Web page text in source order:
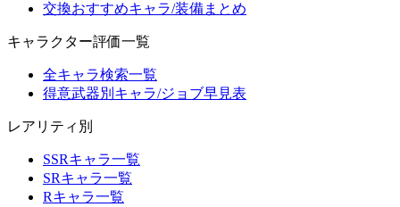
交換おすすめキャラ/装備まとめ
キャラクター評価一覧
全キャラ検索一覧
得意武器別キャラ/ジョブ早見表
レアリティ別
SSRキャラ一覧
SRキャラ一覧
Rキャラ一覧